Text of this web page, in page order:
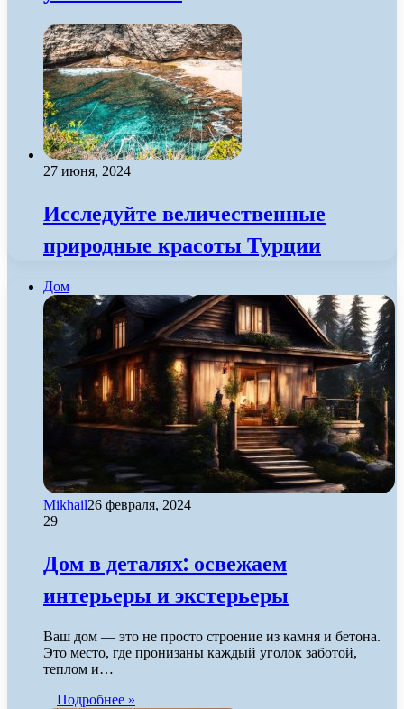
27 июня, 2024
Исследуйте величественные
природные красоты Турции
Дом
Mikhail26 февраля, 2024
29
Дом в деталях: освежаем
интерьеры и экстерьеры
Ваш дом — это не просто строение из камня и бетона.
Это место, где пронизаны каждый уголок заботой,
теплом и…
Подробнее »